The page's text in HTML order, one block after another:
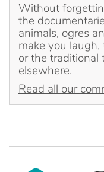
Without
the
animals, ogres
make you
or the traditional
elsewhere.
Read all our